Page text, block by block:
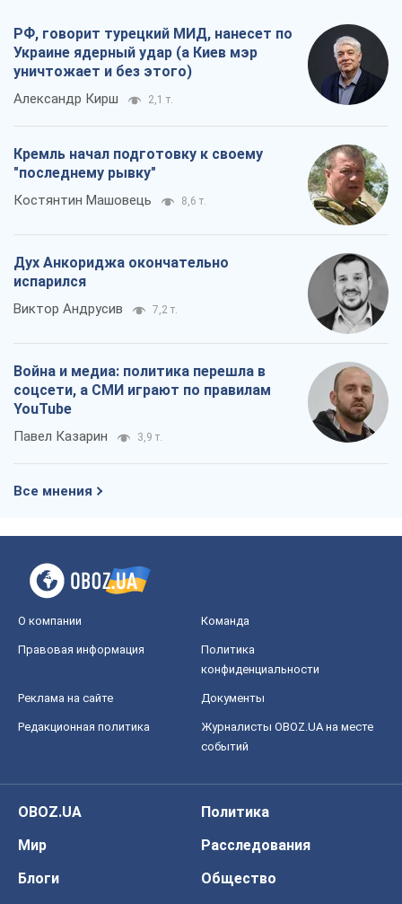
РФ, говорит турецкий МИД, нанесет по
Украине ядерный удар (а Киев мэр
уничтожает и без этого)
Александр Кирш 2,1 т.
Кремль начал подготовку к своему
"последнему рывку"
Костянтин Машовець 8,6 т.
Дух Анкориджа окончательно
испарился
Виктор Андрусив 7,2 т.
Война и медиа: политика перешла в
соцсети, а СМИ играют по правилам
YouTube
Павел Казарин 3,9 т.
Все мнения
О компании Команда
Правовая информация
Политика
конфиденциальности
Реклама на сайте Документы
Редакционная политика
Журналисты OBOZ.UA на месте
событий
OBOZ.UA
Политика
Мир
Расследования
Блоги
Общество